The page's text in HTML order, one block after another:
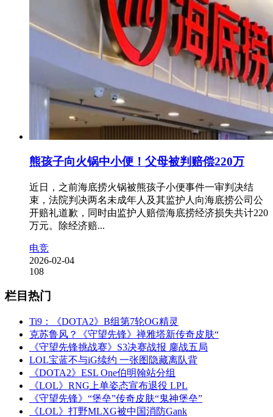
熊孩子向火锅中小便！父母被判赔偿220万
近日，之前海底捞火锅被熊孩子小便事件一审判决结
束，法院判决两名未成年人及其监护人向海底捞公司公
开赔礼道歉，同时由监护人赔偿海底捞经济损失共计220
万元。除经济赔...
电竞
2026-02-04
108
栏目热门
Ti9：《DOTA2》B组第7轮OG精灵
克苏鲁风？《守望先锋》禅雅塔新传奇皮肤“
《守望先锋挑战赛》S3决赛战报 鏖战五局
LOL宝蓝不与iG续约 一张图隐藏离队背
《DOTA2》ESL One伯明翰站分组
《LOL》RNG上单姿态宣布退役 LPL
《守望先锋》“堡垒”传奇皮肤“鬼神堡垒”
《LOL》打野MLXG被中国消防Gank